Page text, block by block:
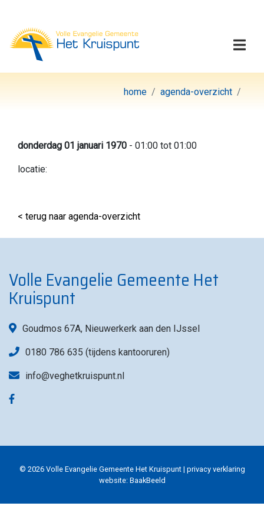
Volle Evangelie
home agenda-overzicht
donderdag 01 januari 1970 - 01:00 tot 01:00
locatie:
< terug naar agenda-overzicht
Volle Evangelie Gemeente Het
Kruispunt
Goudmos 67A, Nieuwerkerk aan den IJssel
0180 786 635 (tijdens kantooruren)
info@veghetkruispunt.nl
© 2026 Volle Evangelie Gemeente Het Kruispunt | privacy verklaring
website: BaakBeeld